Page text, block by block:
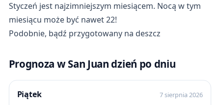
Styczeń jest najzimniejszym miesiącem. Nocą w tym
miesiącu może być nawet 22!
Podobnie, bądź przygotowany na deszcz
Prognoza w San Juan dzień po dniu
Piątek 7 sierpnia 2026